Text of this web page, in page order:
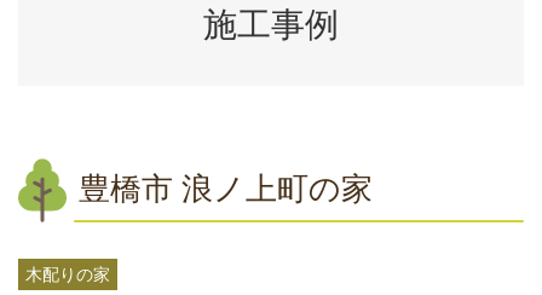
施工事例
豊橋市 浪ノ上町の家
木配りの家